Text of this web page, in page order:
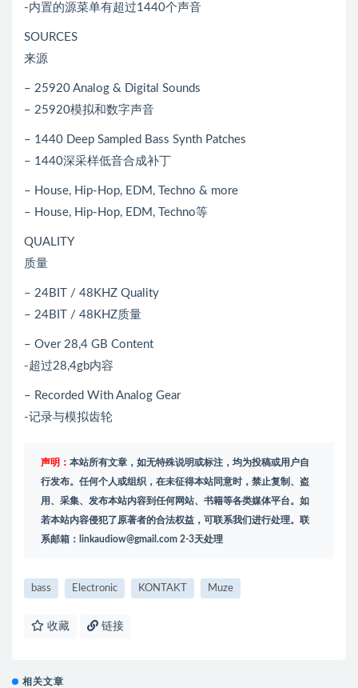
-内置的源菜单有超过1440个声音
SOURCES
来源
– 25920 Analog & Digital Sounds
– 25920模拟和数字声音
– 1440 Deep Sampled Bass Synth Patches
– 1440深采样低音合成补丁
– House, Hip-Hop, EDM, Techno & more
– House, Hip-Hop, EDM, Techno等
QUALITY
质量
– 24BIT / 48KHZ Quality
– 24BIT / 48KHZ质量
– Over 28,4 GB Content
-超过28,4gb内容
– Recorded With Analog Gear
-记录与模拟齿轮
声明： 本站所有文章，如无特殊说明或标注，均为投稿或用户自
行发布。任何个人或组织，在未征得本站同意时，禁止复制、盗
用、采集、发布本站内容到任何网站、书籍等各类媒体平台。如
若本站内容侵犯了原著者的合法权益，可联系我们进行处理。联
系邮箱： linkaudiow@gmail.com 2-3天处理
bass Electronic KONTAKT Muze
收藏 链接
相关文章